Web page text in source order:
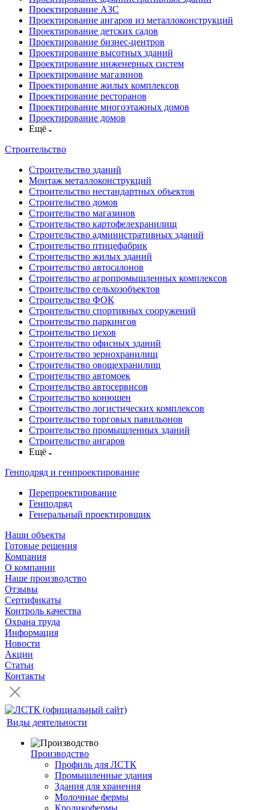
Проектирование АЗС
Проектирование ангаров из металлоконструкций
Проектирование детских садов
Проектирование бизнес-центров
Проектирование высотных зданий
Проектирование инженерных систем
Проектирование магазинов
Проектирование жилых комплексов
Проектирование ресторанов
Проектирование многоэтажных домов
Проектирование домов
Ещё
Строительство
Строительство зданий
Монтаж металлоконструкций
Строительство нестандартных объектов
Строительство домов
Строительство магазинов
Строительство картофелехранилищ
Строительство административных зданий
Строительство птицефабрик
Строительство жилых зданий
Строительство автосалонов
Строительство агропромышленных комплексов
Строительство сельхозобъектов
Строительство ФОК
Строительство спортивных сооружений
Строительство паркингов
Строительство цехов
Строительство офисных зданий
Строительство зернохранилищ
Строительство овощехранилищ
Строительство автомоек
Строительство автосервисов
Строительство конюшен
Строительство логистических комплексов
Строительство торговых павильонов
Строительство промышленных зданий
Строительство ангаров
Ещё
Генподряд и генпроектирование
Перепроектирование
Генподряд
Генеральный проектировщик
Наши объекты
Готовые решения
Компания
О компании
Наше производство
Отзывы
Сертификаты
Контроль качества
Охрана труда
Информация
Новости
Акции
Статьи
Контакты
Виды деятельности
Производство
Профиль для ЛСТК
Промышленные здания
Здания для хранения
Молочные фермы
Кроликофермы